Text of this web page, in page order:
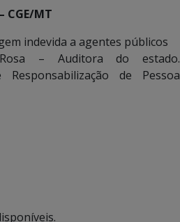
CGE/MT
indevida a agentes públicos
– Auditora do estado.
Responsabilização de Pessoa